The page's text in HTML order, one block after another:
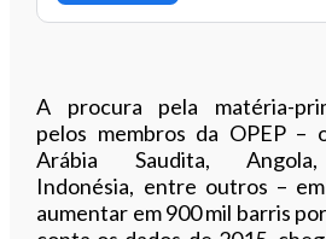
A procura pela matéria-
pelos membros da OPEP –
Arábia Saudita, Angola,
Indonésia, entre outros –
aumentar em 900 mil barris